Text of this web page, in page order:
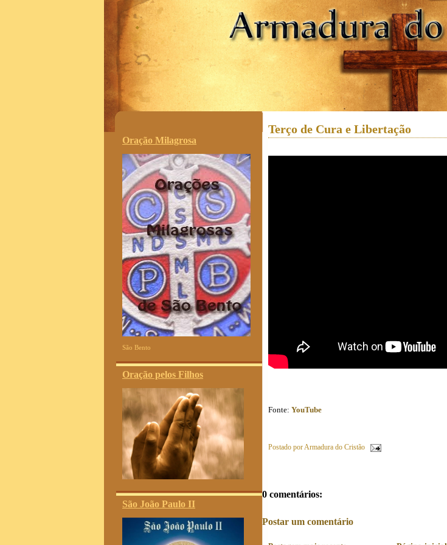
.
Oração Milagrosa
São Bento
Oração pelos Filhos
São João Paulo II
Terço de Cura e Libertação
Fonte: YouTube
Postado porArmadura do Cristão
0 comentários:
Postar um comentário